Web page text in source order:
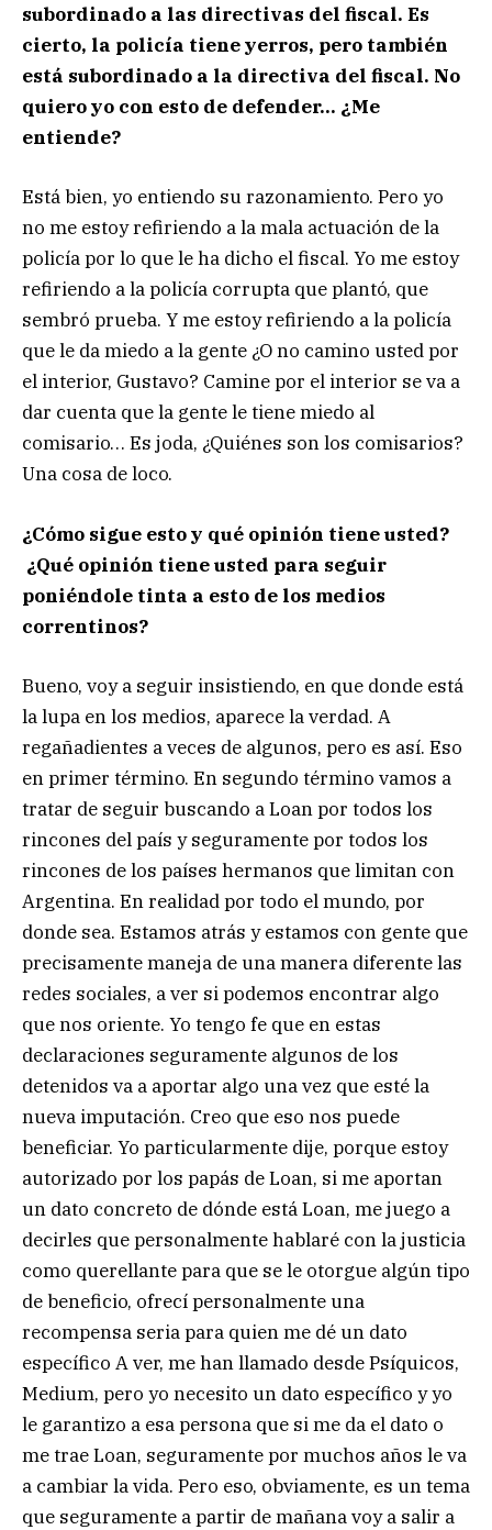
subordinado a las directivas del fiscal. Es
cierto, la policía tiene yerros, pero también
está subordinado a la directiva del fiscal. No
quiero yo con esto de defender… ¿Me
entiende?
Está bien, yo entiendo su razonamiento. Pero yo
no me estoy refiriendo a la mala actuación de la
policía por lo que le ha dicho el fiscal. Yo me estoy
refiriendo a la policía corrupta que plantó, que
sembró prueba. Y me estoy refiriendo a la policía
que le da miedo a la gente ¿O no camino usted por
el interior, Gustavo? Camine por el interior se va a
dar cuenta que la gente le tiene miedo al
comisario… Es joda, ¿Quiénes son los comisarios?
Una cosa de loco.
¿Cómo sigue esto y qué opinión tiene usted?
¿Qué opinión tiene usted para seguir
poniéndole tinta a esto de los medios
correntinos?
Bueno, voy a seguir insistiendo, en que donde está
la lupa en los medios, aparece la verdad. A
regañadientes a veces de algunos, pero es así. Eso
en primer término. En segundo término vamos a
tratar de seguir buscando a Loan por todos los
rincones del país y seguramente por todos los
rincones de los países hermanos que limitan con
Argentina. En realidad por todo el mundo, por
donde sea. Estamos atrás y estamos con gente que
precisamente maneja de una manera diferente las
redes sociales, a ver si podemos encontrar algo
que nos oriente. Yo tengo fe que en estas
declaraciones seguramente algunos de los
detenidos va a aportar algo una vez que esté la
nueva imputación. Creo que eso nos puede
beneficiar. Yo particularmente dije, porque estoy
autorizado por los papás de Loan, si me aportan
un dato concreto de dónde está Loan, me juego a
decirles que personalmente hablaré con la justicia
como querellante para que se le otorgue algún tipo
de beneficio, ofrecí personalmente una
recompensa seria para quien me dé un dato
específico A ver, me han llamado desde Psíquicos,
Medium, pero yo necesito un dato específico y yo
le garantizo a esa persona que si me da el dato o
me trae Loan, seguramente por muchos años le va
a cambiar la vida. Pero eso, obviamente, es un tema
que seguramente a partir de mañana voy a salir a